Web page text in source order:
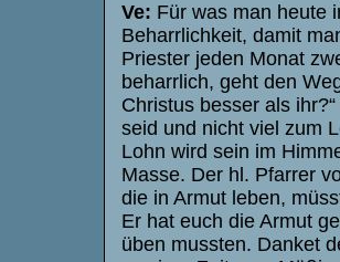
Ve: Für was man heute
Beharrlichkeit, damit
Priester jeden Monat
beharrlich, geht den
Christus besser als
seid und nicht viel zum
Lohn wird sein im
Masse. Der hl. Pfarrer
die in Armut leben,
Er hat euch die Armut
üben mussten. Danket